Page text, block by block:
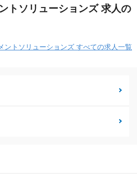
トソリューションズ 求人の
ントソリューションズ すべての求人一覧